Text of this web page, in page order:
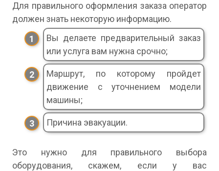
Для правильного оформления заказа оператор
должен знать некоторую информацию.
Вы делаете предварительный заказ
или услуга вам нужна срочно;
Маршрут, по которому пройдет
движение с уточнением модели
машины;
Причина эвакуации.
Это нужно для правильного выбора
оборудования, скажем, если у вас